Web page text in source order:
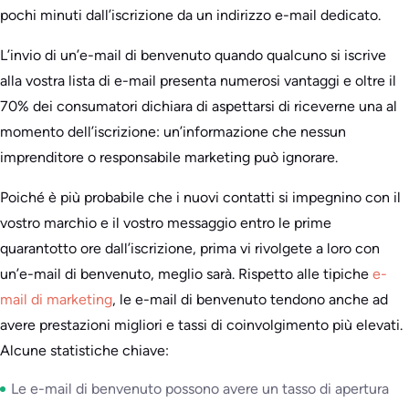
pochi minuti dall’iscrizione da un indirizzo e-mail dedicato.
L’invio di un’e-mail di benvenuto quando qualcuno si iscrive
alla vostra lista di e-mail presenta numerosi vantaggi e oltre il
70% dei consumatori dichiara di aspettarsi di riceverne una al
momento dell’iscrizione: un’informazione che nessun
imprenditore o responsabile marketing può ignorare.
Poiché è più probabile che i nuovi contatti si impegnino con il
vostro marchio e il vostro messaggio entro le prime
quarantotto ore dall’iscrizione, prima vi rivolgete a loro con
un’e-mail di benvenuto, meglio sarà. Rispetto alle tipiche e-
mail di marketing, le e-mail di benvenuto tendono anche ad
avere prestazioni migliori e tassi di coinvolgimento più elevati.
Alcune statistiche chiave:
Le e-mail di benvenuto possono avere un tasso di apertura